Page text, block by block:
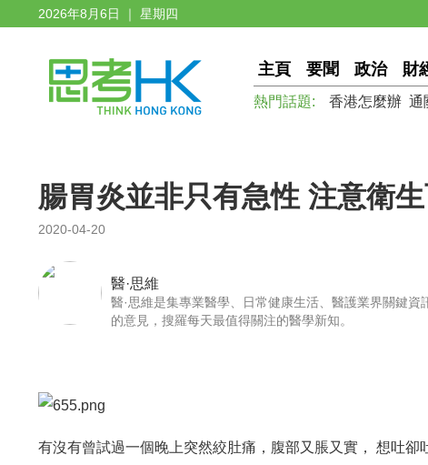
2026年8月6日 ｜ 星期四
主頁 要聞 政治 財
熱門話題: 香港怎麼辦 通
腸胃炎並非只有急性 注意衛
2020-04-20
醫·思維
醫·思維是集專業醫學、日常健康生活、醫護業界關鍵
的意見，搜羅每天最值得關注的醫學新知。
有沒有曾試過一個晚上突然絞肚痛，腹部又脹又實， 想吐